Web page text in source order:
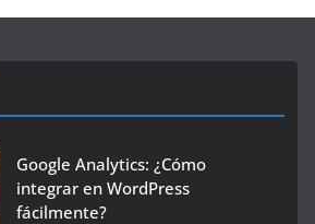
Google Analytics: ¿Cómo
integrar en WordPress
fácilmente?